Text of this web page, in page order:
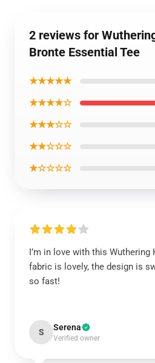
2 reviews for
Bronte Essential Tee
★★★★★
★★★★☆
★★★☆☆
★★☆☆☆
★☆☆☆☆
I’m in love with this
fabric is lovely, the design is
so fast!
S Serena
Verified owner